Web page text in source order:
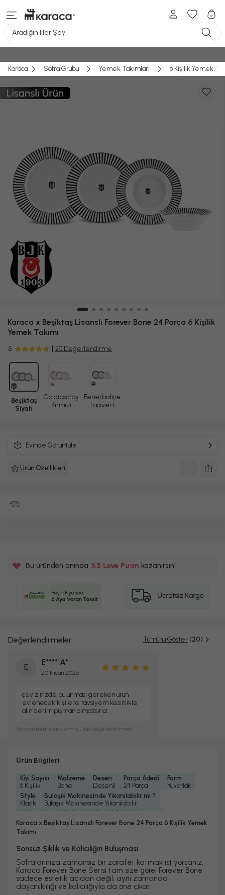
Aradığın Her Şey
Karaca Sofra Grubu Yemek Takımları 6 Kişilik Yemek
Karaca x Beşiktaş Lisanslı Forever Bone 24 Parça 6 Kişilik
Yemek Takımı
5 20 Değerlendirme
Beşiktaş
Siyah
Galatasaray
Kırmızı
Fenerbahçe
Lacivert
Evinde Görüntüle
Ürün Özellikleri
Bu üründen anında %5 Love Puan kazanırsın!
Değerlendirmeler Tümünü Göster (20)
E
E**** A*
20 Nisan 2026
çeyizinizde bulunması gereken ürün
evlenecek kişilere tavsiyem kesinlikle
alın derim pişman olmazsınız
Karaca üzerinden alınmış ürün değerlendirmesi.
Ürün Bilgileri
Kişi Sayısı
6 Kişilik
Malzeme
Bone
Desen
Desenli
Parça Adedi
24 Parça
Form
Yuvarlak
Style
Klasik
Bulaşık Makinesinde Yıkanılabilir mi ?
Bulaşık Makinesinde Yıkanılabilir
Mikrodalgada Kullanılabilir
Evet
Koleksiyonlar
Beşiktaş Taraftar
Karaca x Beşiktaş Lisanslı Forever Bone 24 Parça 6 Kişilik Yemek
Takımı
Sonsuz Şıklık ve Kalıcılığın Buluşması
Sofralarınıza zamansız bir zarafet katmak istiyorsanız,
Karaca Forever Bone Serisi tam size göre! Forever Bone
sadece estetik açıdan değil, aynı zamanda
dayanıklılığı ve kalıcılığıyla da öne çıkar.